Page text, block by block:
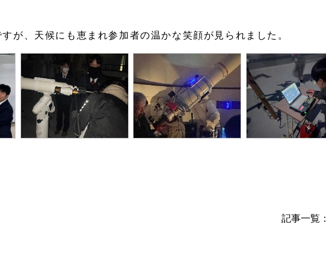
が、天候にも恵まれ参加者の温かな笑顔が見られました。
記事一覧：